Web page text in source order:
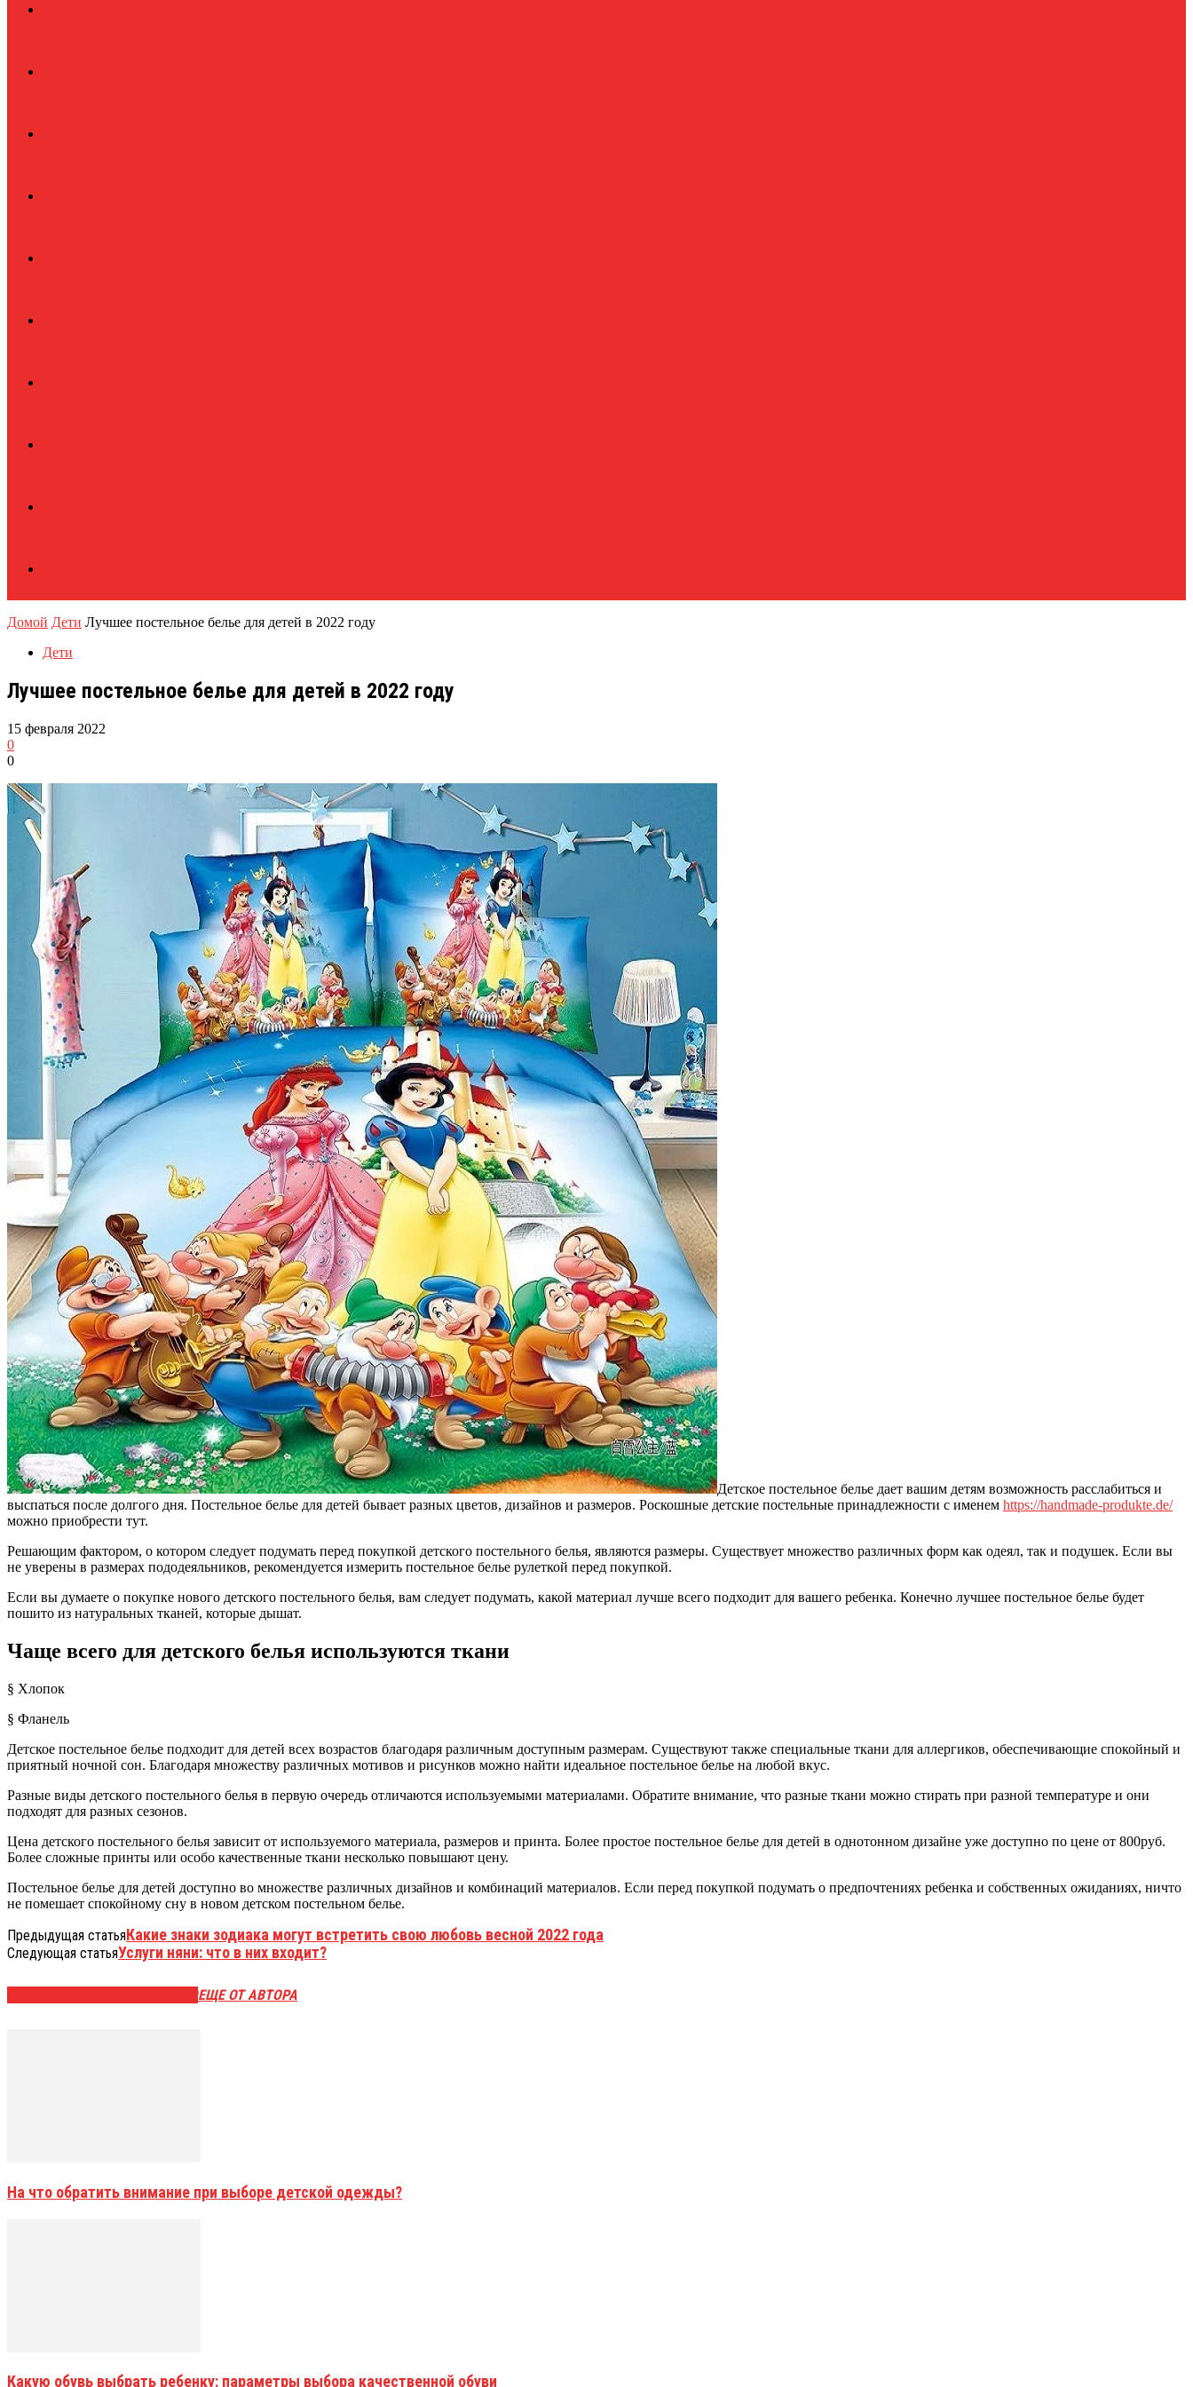
Домой Дети Лучшее постельное белье для детей в 2022 году
Дети
Лучшее постельное белье для детей в 2022 году
15 февраля 2022
0
0
Детское постельное белье дает вашим детям возможность расслабиться и
выспаться после долгого дня. Постельное белье для детей бывает разных цветов, дизайнов и размеров. Роскошные детские постельные принадлежности с именем https://handmade-produkte.de/
можно приобрести тут.
Решающим фактором, о котором следует подумать перед покупкой детского постельного белья, являются размеры. Существует множество различных форм как одеял, так и подушек. Если вы
не уверены в размерах пододеяльников, рекомендуется измерить постельное белье рулеткой перед покупкой.
Если вы думаете о покупке нового детского постельного белья, вам следует подумать, какой материал лучше всего подходит для вашего ребенка. Конечно лучшее постельное белье будет
пошито из натуральных тканей, которые дышат.
Чаще всего для детского белья используются ткани
§ Хлопок
§ Фланель
Детское постельное белье подходит для детей всех возрастов благодаря различным доступным размерам. Существуют также специальные ткани для аллергиков, обеспечивающие спокойный и
приятный ночной сон. Благодаря множеству различных мотивов и рисунков можно найти идеальное постельное белье на любой вкус.
Разные виды детского постельного белья в первую очередь отличаются используемыми материалами. Обратите внимание, что разные ткани можно стирать при разной температуре и они
подходят для разных сезонов.
Цена детского постельного белья зависит от используемого материала, размеров и принта. Более простое постельное белье для детей в однотонном дизайне уже доступно по цене от 800руб.
Более сложные принты или особо качественные ткани несколько повышают цену.
Постельное белье для детей доступно во множестве различных дизайнов и комбинаций материалов. Если перед покупкой подумать о предпочтениях ребенка и собственных ожиданиях, ничто
не помешает спокойному сну в новом детском постельном белье.
Предыдущая статьяКакие знаки зодиака могут встретить свою любовь весной 2022 года
Следующая статьяУслуги няни: что в них входит?
ЕЩЕ ОТ АВТОРА
На что обратить внимание при выборе детской одежды?
Какую обувь выбрать ребенку: параметры выбора качественной обуви